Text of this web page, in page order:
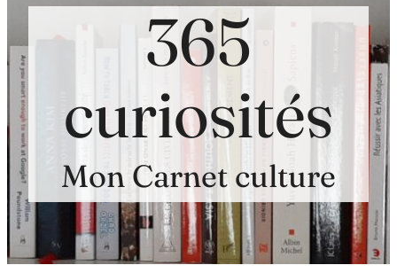
365
curiosités
Mon Carnet culture